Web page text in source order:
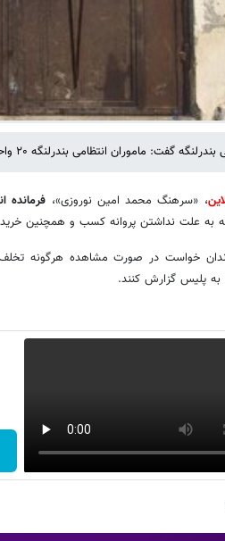
ماموران انتظامی بندرلنگه ۲۰ واحد ضایعاتی متخلف را در این شهرستان پلمب کردند.
، «سرهنگ محمد امین نوروزی»، فرمانده
به علت نداشتن پروانه کسب و همچنین
خواست در صورت مشاهده هرگونه